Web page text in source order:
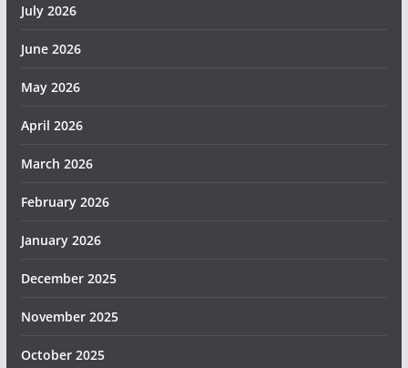
July 2026
June 2026
May 2026
April 2026
March 2026
February 2026
January 2026
December 2025
November 2025
October 2025